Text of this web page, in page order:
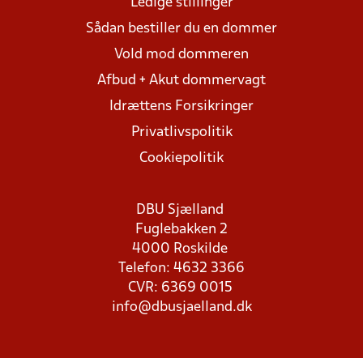
Ledige stillinger
Sådan bestiller du en dommer
Vold mod dommeren
Afbud + Akut dommervagt
Idrættens Forsikringer
Privatlivspolitik
Cookiepolitik
DBU Sjælland
Fuglebakken 2
4000 Roskilde
Telefon: 4632 3366
CVR: 6369 0015
info@dbusjaelland.dk